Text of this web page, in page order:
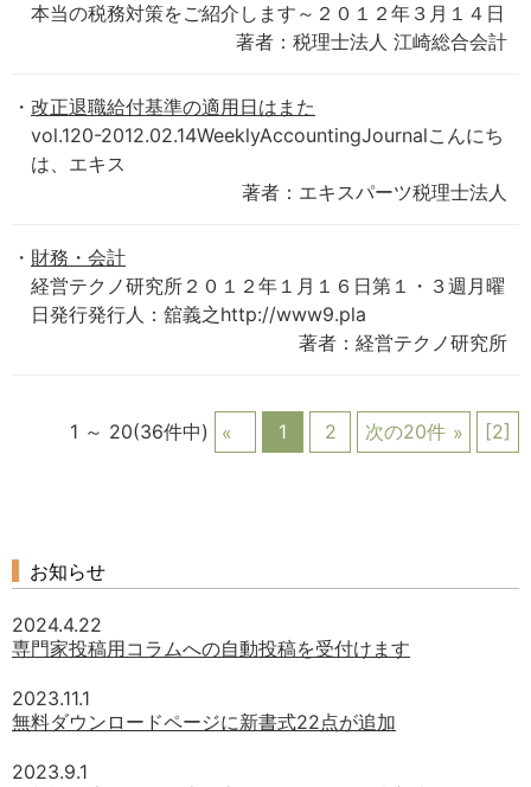
本当の税務対策をご紹介します～２０１２年３月１４日
著者：税理士法人 江崎総合会計
改正退職給付基準の適用日はまた
vol.120-2012.02.14WeeklyAccountingJournalこんにち
は、エキス
著者：エキスパーツ税理士法人
財務・会計
経営テクノ研究所２０１２年１月１６日第１・３週月曜
日発行発行人：舘義之http://www9.pla
著者：経営テクノ研究所
1 ～ 20(36件中) 1 2 次の20件 [2]
お知らせ
2024.4.22
専門家投稿用コラムへの自動投稿を受付けます
2023.11.1
無料ダウンロードページに新書式22点が追加
2023.9.1